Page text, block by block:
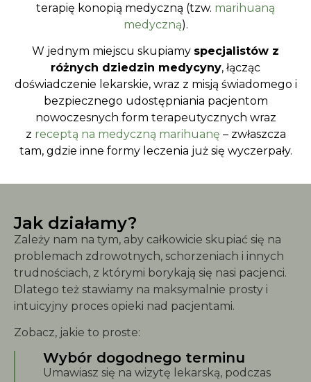
terapię konopią medyczną (tzw. marihuaną
medyczną).
W jednym miejscu skupiamy specjalistów z
różnych dziedzin medycyny, łącząc
doświadczenie lekarskie, wraz z misją świadomego i
bezpiecznego udostępniania pacjentom
nowoczesnych form terapeutycznych wraz
z receptą na medyczną marihuanę – zwłaszcza
tam, gdzie inne formy leczenia już się wyczerpały.
Jak działamy?
Zależy nam na tym, aby całkowicie skupiać się na
problemach zdrowotnych, schorzeniach i innych
trudnościach, z którymi borykają się nasi pacjenci.
Dlatego też stawiamy na maksymalnie prosty i
intuicyjny proces opieki nad pacjentami.
Zobacz, jakie to proste:
Wybór dogodnego terminu
Umawiasz się na wizytę lekarską, podczas